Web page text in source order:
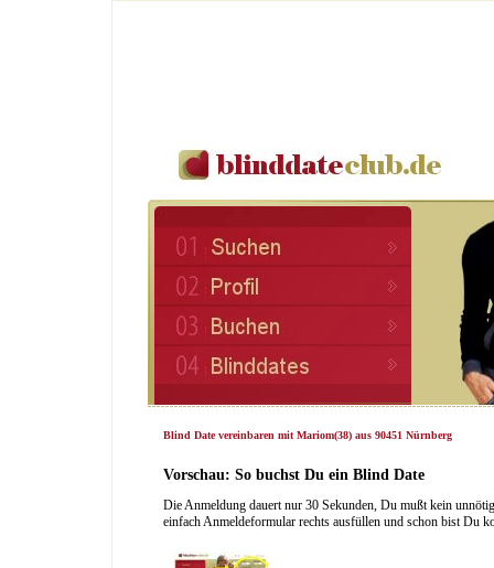
Blind Date vereinbaren mit Mariom(38) aus 90451 Nürnberg
Vorschau: So buchst Du ein Blind Date
Die Anmeldung dauert nur 30 Sekunden, Du mußt kein
einfach Anmeldeformular rechts ausfüllen und schon bist Du